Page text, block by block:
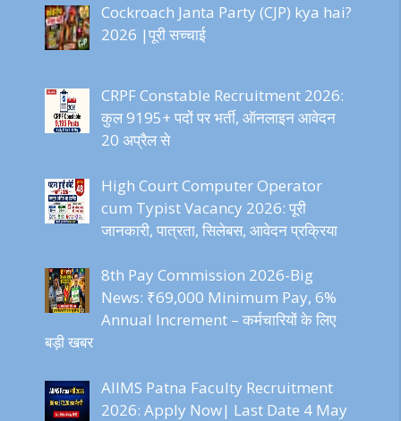
Cockroach Janta Party (CJP) kya hai?
2026 |पूरी सच्चाई
CRPF Constable Recruitment 2026:
कुल 9195+ पदों पर भर्ती, ऑनलाइन आवेदन
20 अप्रैल से
High Court Computer Operator
cum Typist Vacancy 2026: पूरी
जानकारी, पात्रता, सिलेबस, आवेदन प्रक्रिया
8th Pay Commission 2026-Big
News: ₹69,000 Minimum Pay, 6%
Annual Increment – कर्मचारियों के लिए
बड़ी खबर
AIIMS Patna Faculty Recruitment
2026: Apply Now| Last Date 4 May